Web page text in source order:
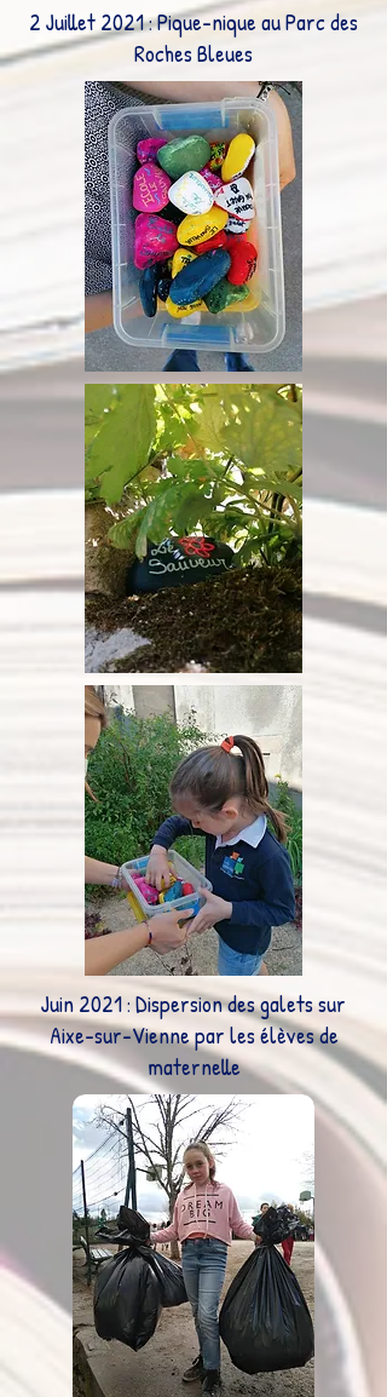
2 Juillet 2021 : Pique-nique au Parc des
Roches Bleues
Juin 2021 : Dispersion des galets sur
Aixe-sur-Vienne par les élèves de
maternelle